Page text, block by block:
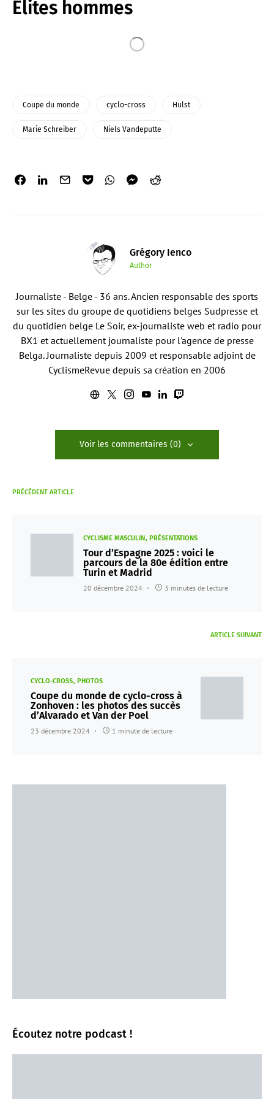
Élites hommes
Coupe du monde cyclo-cross Hulst
Marie Schreiber Niels Vandeputte
Grégory Ienco
Author
Journaliste - Belge - 36 ans. Ancien responsable des sports
sur les sites du groupe de quotidiens belges Sudpresse et
du quotidien belge Le Soir, ex-journaliste web et radio pour
BX1 et actuellement journaliste pour l'agence de presse
Belga. Journaliste depuis 2009 et responsable adjoint de
CyclismeRevue depuis sa création en 2006
Voir les commentaires (0)
PRÉCÉDENT ARTICLE
CYCLISME MASCULIN PRÉSENTATIONS
Tour d’Espagne 2025 : voici le
parcours de la 80e édition entre
Turin et Madrid
20 décembre 2024 3 minutes de lecture
ARTICLE SUIVANT
CYCLO-CROSS PHOTOS
Coupe du monde de cyclo-cross à
Zonhoven : les photos des succès
d’Alvarado et Van der Poel
23 décembre 2024 1 minute de lecture
Écoutez notre podcast !